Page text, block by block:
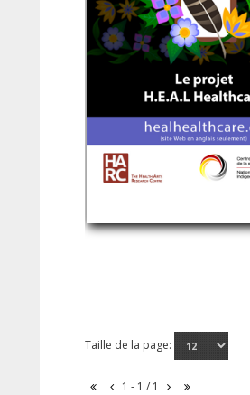
Taille de la page:
1 - 1 / 1